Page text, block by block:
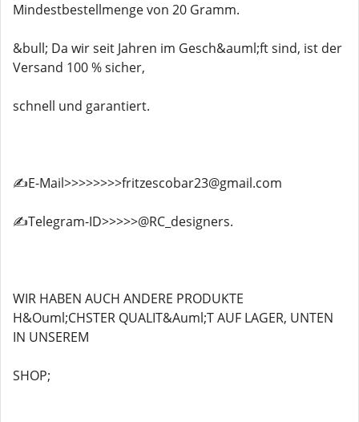
Mindestbestellmenge von 20 Gramm.
&bull; Da wir seit Jahren im Gesch&auml;ft sind, ist der
Versand 100 % sicher,
schnell und garantiert.
✍️E-Mail>>>>>>>>fritzescobar23@gmail.com
✍️Telegram-ID>>>>>@RC_designers.
WIR HABEN AUCH ANDERE PRODUKTE
H&Ouml;CHSTER QUALIT&Auml;T AUF LAGER, UNTEN
IN UNSEREM
SHOP;